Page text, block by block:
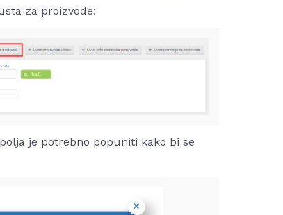
za proizvode:
je potrebno popuniti kako bi se